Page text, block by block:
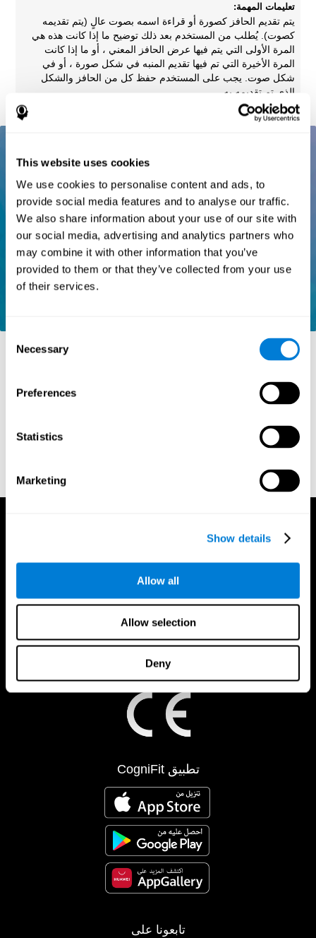
This website uses cookies
We use cookies to personalise content and ads, to
provide social media features and to analyse our traffic.
We also share information about your use of our site with
our social media, advertising and analytics partners who
may combine it with other information that you’ve
provided to them or that they’ve collected from your use
of their services.
Consent
Selection
Necessary
Preferences
Statistics
Marketing
Show details
Allow all
Allow selection
Deny
تعليمات المهمة:
يتم تقديم الحافز كصورة أو قراءة اسمه بصوت عالٍ (يتم تقديمه
كصوت). يُطلب من المستخدم بعد ذلك توضيح ما إذا كانت هذه هي
المرة الأولى التي يتم فيها عرض الحافز المعني ، أو ما إذا كانت
المرة الأخيرة التي تم فيها تقديم المنبه في شكل صورة ، أو في
شكل صوت. يجب على المستخدم حفظ كل من الحافز والشكل
الذي تم تقديمه به.
المراجع
Naming Test. Philadelphia: Lea & Febiger
Wechsler, D. (1997). WAIS-III: Wechsler Adult Intelligence Scale
TX: Psychological Corporation.
تطبيق CogniFit
تابعونا على